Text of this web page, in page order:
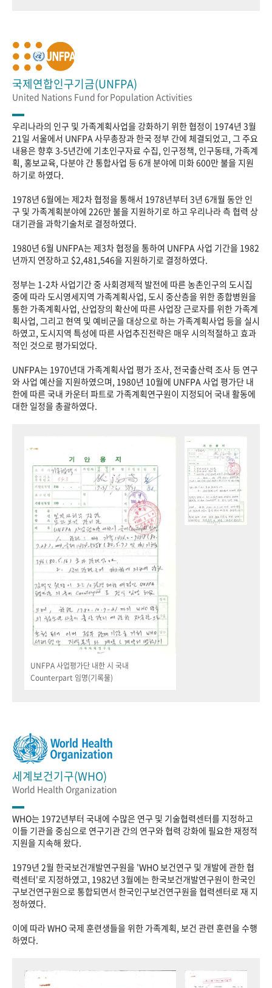
국제연합인구기금(UNFPA)
United Nations Fund for Population Activities
우리나라의 인구 및 가족계획사업을 강화하기 위한 협정이 1974년 3월
21일 서울에서 UNFPA 사무총장과 한국 정부 간에 체결되었고, 그 주요
내용은 향후 3-5년간에 기초인구자료 수집, 인구정책, 인구동태, 가족계
획, 홍보교육, 다분야 간 통합사업 등 6개 분야에 미화 600만 불을 지원
하기로 하였다.
1978년 6월에는 제2차 협정을 통해서 1978년부터 3년 6개월 동안 인
구 및 가족계획분야에 226만 불을 지원하기로 하고 우리나라 측 협력 상
대기관을 과학기술처로 결정하였다.
1980년 6월 UNFPA는 제3차 협정을 통하여 UNFPA 사업 기간을 1982
년까지 연장하고 $2,481,546을 지원하기로 결정하였다.
정부는 1-2차 사업기간 중 사회경제적 발전에 따른 농촌인구의 도시집
중에 따라 도시영세지역 가족계획사업, 도시 중산층을 위한 종합병원을
통한 가족계획사업, 산업장의 확산에 따른 사업장 근로자를 위한 가족계
획사업, 그리고 현역 및 예비군을 대상으로 하는 가족계획사업 등을 실시
하였고, 도시지역 특성에 따른 사업추진전략은 매우 시의적절하고 효과
적인 것으로 평가되었다.
UNFPA는 1970년대 가족계획사업 평가 조사, 전국출산력 조사 등 연구
와 사업 예산을 지원하였으며, 1980년 10월에 UNFPA 사업 평가단 내
한에 따른 국내 카운터 파트로 가족계획연구원이 지정되어 국내 활동에
대한 일정을 총괄하였다.
UNFPA 사업평가단 내한 시 국내
Counterpart 임명(기록물)
세계보건기구(WHO)
World Health Organization
WHO는 1972년부터 국내에 수많은 연구 및 기술협력센터를 지정하고
이들 기관을 중심으로 연구기관 간의 연구와 협력 강화에 필요한 재정적
지원을 지속해 왔다.
1979년 2월 한국보건개발연구원을 'WHO 보건연구 및 개발에 관한 협
력센터'로 지정하였고, 1982년 3월에는 한국보건개발연구원이 한국인
구보건연구원으로 통합되면서 한국인구보건연구원을 협력센터로 재 지
정하였다.
이에 따라 WHO 국제 훈련생들을 위한 가족계획, 보건 관련 훈련을 수행
하였다.